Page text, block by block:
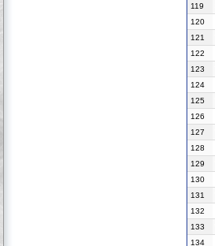
119
120
121
122
123
124
125
126
127
128
129
130
131
132
133
134